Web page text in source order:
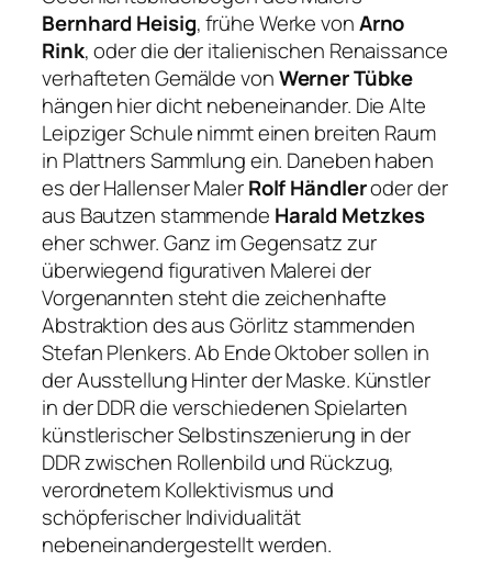
Bernhard Heisig, frühe Werke vonArno
Rink, oder die der italienischen Renaissance
verhafteten Gemälde vonWerner Tübke
hängen hier dicht nebeneinander. Die Alte
Leipziger Schule nimmt einen breiten Raum
in Plattners Sammlung ein. Daneben haben
es der Hallenser MalerRolf Händleroder der
aus Bautzen stammende Harald Metzkes
eher schwer. Ganz im Gegensatz zur
überwiegend figurativen Malerei der
Vorgenannten steht die zeichenhafte
Abstraktion des aus Görlitz stammenden
Stefan Plenkers. Ab Ende Oktober sollen in
der AusstellungHinter der Maske. Künstler
in der DDRdie verschiedenen Spielarten
künstlerischer Selbstinszenierung in der
DDR zwischen Rollenbild und Rückzug,
verordnetem Kollektivismus und
schöpferischer Individualität
nebeneinandergestellt werden.